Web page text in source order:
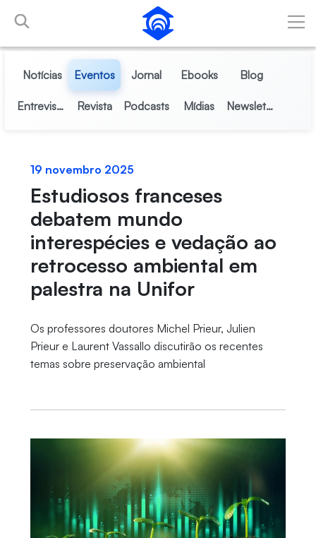
Pular para o Conteúdo principal
Notícias Eventos Jornal Ebooks Blog
Entrevistas Revista Podcasts Mídias Newsletter
19 novembro 2025
Estudiosos franceses
debatem mundo
interespécies e vedação ao
retrocesso ambiental em
palestra na Unifor
Os professores doutores Michel Prieur, Julien
Prieur e Laurent Vassallo discutirão os recentes
temas sobre preservação ambiental